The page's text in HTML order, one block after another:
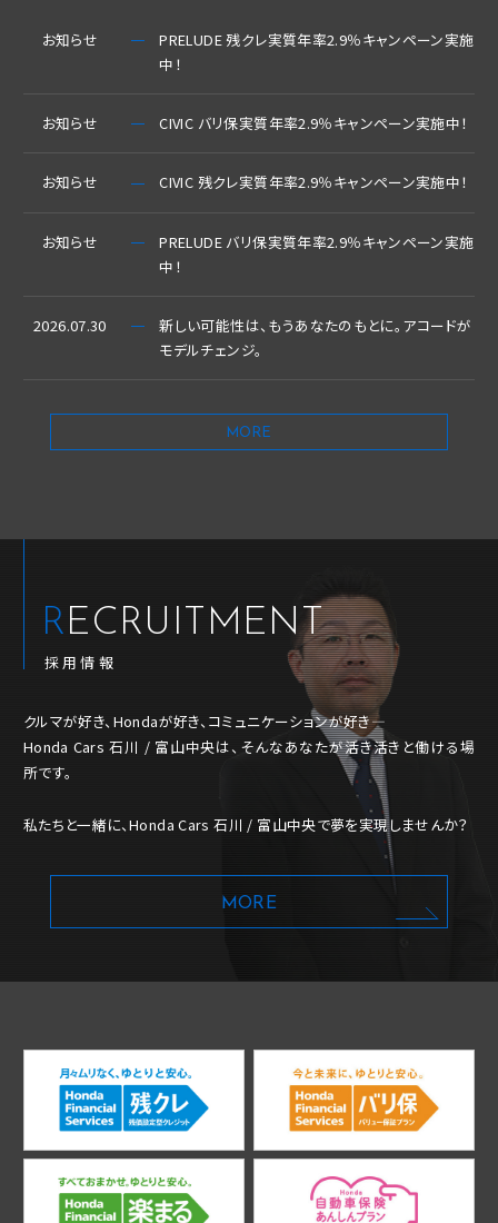
お知らせ
PRELUDE 残クレ実質年率2.9％キャンペーン実施
中！
お知らせ CIVIC バリ保実質年率2.9％キャンペーン実施中！
お知らせ CIVIC 残クレ実質年率2.9％キャンペーン実施中！
お知らせ
PRELUDE バリ保実質年率2.9％キャンペーン実施
中！
2026.07.30
新しい可能性は、もうあなたのもとに。アコードが
モデルチェンジ。
MORE
RECRUITMENT
採用情報
クルマが好き、Hondaが好き、コミュニケーションが好き―
Honda Cars 石川 / 富山中央は、そんなあなたが活き活きと働ける場
所です。
私たちと一緒に、Honda Cars 石川 / 富山中央で夢を実現しませんか？
MORE